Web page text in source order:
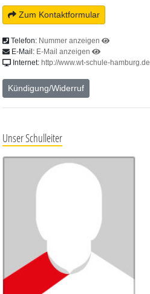
Zum Kontaktformular
Telefon: Nummer anzeigen
E-Mail: E-Mail anzeigen
Internet: http://www.wt-schule-hamburg.de
Kündigung/Widerruf
Unser Schulleiter